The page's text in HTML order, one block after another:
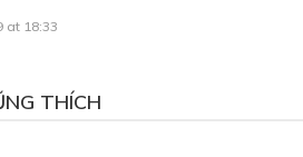
at 18:33
THÍCH